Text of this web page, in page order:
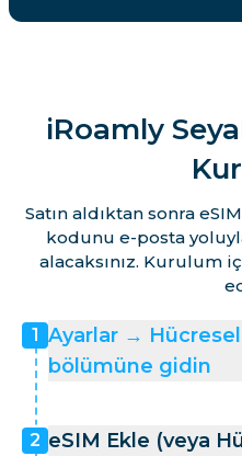
iRoamly
Satın aldıktan sonra
kodunu e-posta
alacaksınız. Kurulum
1
Ayarlar →
bölümüne gidin
2 eSIM Ekle (veya